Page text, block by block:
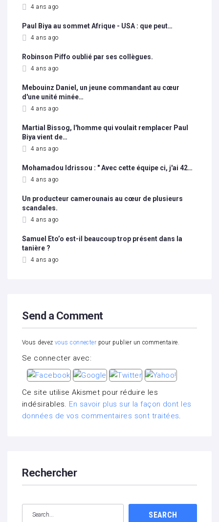
4 ans ago
Paul Biya au sommet Afrique - USA : que peut…
4 ans ago
Robinson Piffo oublié par ses collègues.
4 ans ago
Mebouinz Daniel, un jeune commandant au cœur
d'une unité minée…
4 ans ago
Martial Bissog, l'homme qui voulait remplacer Paul
Biya vient de…
4 ans ago
Mohamadou Idrissou : " Avec cette équipe ci, j'ai 42…
4 ans ago
Un producteur camerounais au cœur de plusieurs
scandales.
4 ans ago
Samuel Eto’o est-il beaucoup trop présent dans la
tanière ?
4 ans ago
Send a Comment
Vous devez vous connecter pour publier un commentaire.
Se connecter avec:
Ce site utilise Akismet pour réduire les
indésirables. En savoir plus sur la façon dont les
données de vos commentaires sont traitées.
Rechercher
SEARCH